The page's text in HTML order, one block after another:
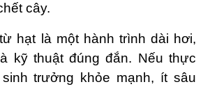
cây.
hạt là một hành trình dài hơi,
kỹ thuật đúng đắn. Nếu thực
trưởng khỏe mạnh, ít sâu